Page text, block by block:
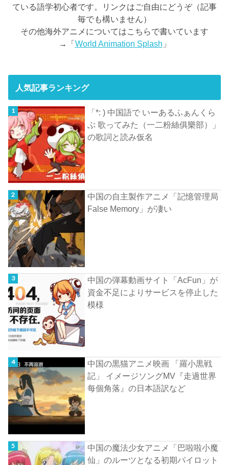
ている語学初心者です。リンクはご自由にどうぞ（記事
毎でも構いません）
その他海外アニメについてはこちらで書いています
→「World Animation Splash 」
人気記事ランキング
「*: ) 中国語で いーあるふぁんくら
ぶ 歌ってみた（一二粉絲俱樂部）」
の歌詞と読み仮名
中国の自主製作アニメ「記憶管理局
False Memory」が凄い
中国の弾幕動画サイト「AcFun」が
資金不足によりサービスを停止した
模様
中国の黒猫アニメ映画 「羅小黒戦
記」 イメージソングMV『走過世界
每個角落』の日本語訳など
中国の魔法少女アニメ「巴啦啦小魔
仙」のルーツとなる初期パイロット